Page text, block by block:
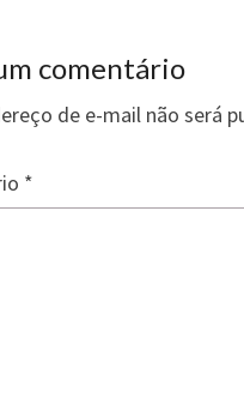
comentário
de e-mail não será
*